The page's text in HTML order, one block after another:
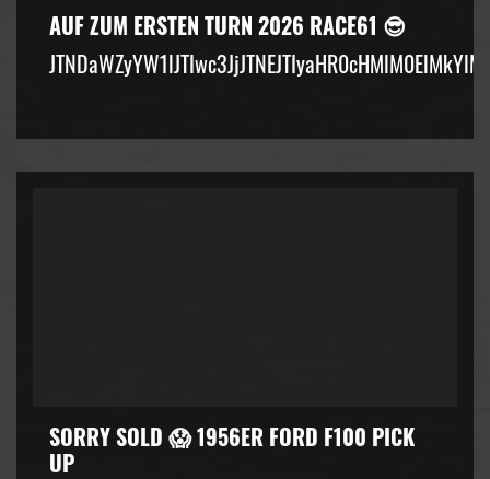
AUF ZUM ERSTEN TURN 2026 RACE61 😎
SORRY SOLD 😱 1956ER FORD F100 PICK
UP